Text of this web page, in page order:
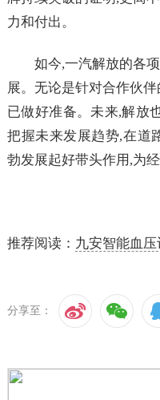
力和付出。
如今,一汽解放的各
展。无论是针对合作伙
已做好准备。未来,解放
把握未来发展趋势,在道
勃发展起好带头作用,为
推荐阅读： 九安智能血压
分享至：